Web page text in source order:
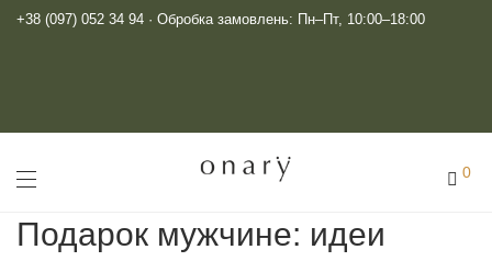
+38 (097) 052 34 94 · Обробка замовлень: Пн–Пт, 10:00–18:00
0
Подарок мужчине: идеи